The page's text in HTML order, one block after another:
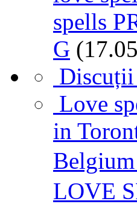
spells
G
Discuții
Love
in
LOVE